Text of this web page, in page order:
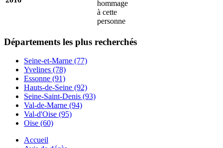
hommage
à cette
personne
Départements les plus recherchés
Seine-et-Marne (77)
Yvelines (78)
Essonne (91)
Hauts-de-Seine (92)
Seine-Saint-Denis (93)
Val-de-Marne (94)
Val-d'Oise (95)
Oise (60)
Accueil